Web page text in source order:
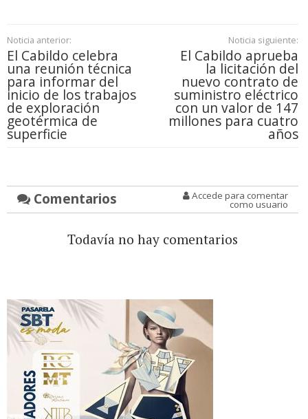
Noticia anterior:
El Cabildo celebra
una reunión técnica
para informar del
inicio de los trabajos
de exploración
geotérmica de
superficie
Noticia siguiente:
El Cabildo aprueba
la licitación del
nuevo contrato de
suministro eléctrico
con un valor de 147
millones para cuatro
años
Comentarios Accede para comentar
como usuario
Todavía no hay comentarios